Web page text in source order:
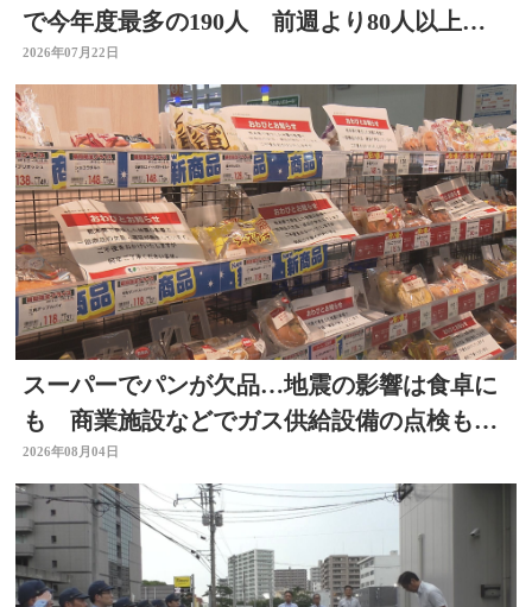
で今年度最多の190人 前週より80人以上
増 大分
2026年07月22日
スーパーでパンが欠品…地震の影響は食卓に
も 商業施設などでガス供給設備の点検も進
む 大分
2026年08月04日